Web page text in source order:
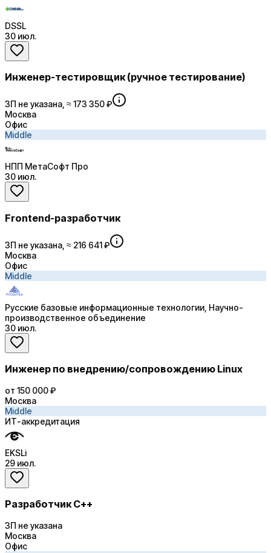
DSSL
30 июл.
Инженер-тестировщик (ручное тестирование)
ЗП не указана, ≈ 173 350 ₽
Москва
Офис
Middle
НПП МетаСофт Про
30 июл.
Frontend-разработчик
ЗП не указана, ≈ 216 641 ₽
Москва
Офис
Middle
Русские базовые информационные технологии, Научно-
производственное объединение
30 июл.
Инженер по внедрению/сопровождению Linux
от 150 000 ₽
Москва
Middle
ИТ-аккредитация
EKSLi
29 июл.
Разработчик C++
ЗП не указана
Москва
Офис